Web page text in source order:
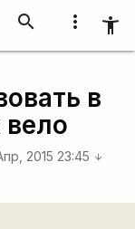
more_vert accessibility_new
search
в
вело
2015 23:45 arrow_downward